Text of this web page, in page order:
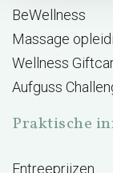
BeWellness
Massage
Wellness
Aufguss
Praktische
Entreeprijzen